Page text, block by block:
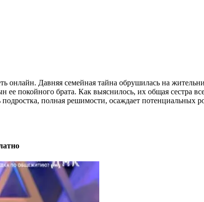
онлайн. Давняя семейная тайна обрушилась на
покойного брата. Как выяснилось, их общая сестра
полная решимости, осаждает потенциальных